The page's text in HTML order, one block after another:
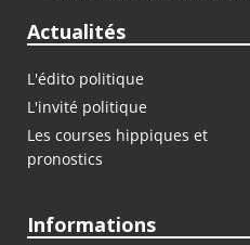
Actualités
L'édito politique
L'invité politique
Les courses hippiques et
pronostics
Informations